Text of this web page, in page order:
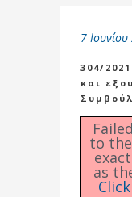
7
304/
και
to
as